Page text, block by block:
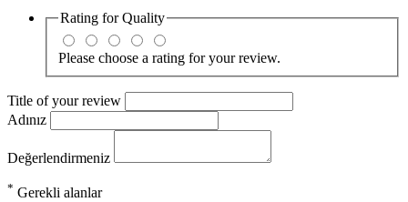
Rating forQuality
Please choose a rating for your review.
Title of your review
Adınız
Değerlendirmeniz
* Gerekli alanlar